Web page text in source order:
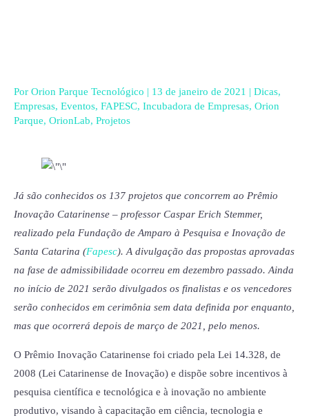
Por Orion Parque Tecnológico | 13 de janeiro de 2021 | Dicas,
Empresas, Eventos, FAPESC, Incubadora de Empresas, Orion
Parque, OrionLab, Projetos
Já são conhecidos os 137 projetos que concorrem ao Prêmio
Inovação Catarinense – professor Caspar Erich Stemmer,
realizado pela Fundação de Amparo à Pesquisa e Inovação de
Santa Catarina (Fapesc). A divulgação das propostas aprovadas
na fase de admissibilidade ocorreu em dezembro passado. Ainda
no início de 2021 serão divulgados os finalistas e os vencedores
serão conhecidos em cerimônia sem data definida por enquanto,
mas que ocorrerá depois de março de 2021, pelo menos.
O Prêmio Inovação Catarinense foi criado pela Lei 14.328, de
2008 (Lei Catarinense de Inovação) e dispõe sobre incentivos à
pesquisa científica e tecnológica e à inovação no ambiente
produtivo, visando à capacitação em ciência, tecnologia e